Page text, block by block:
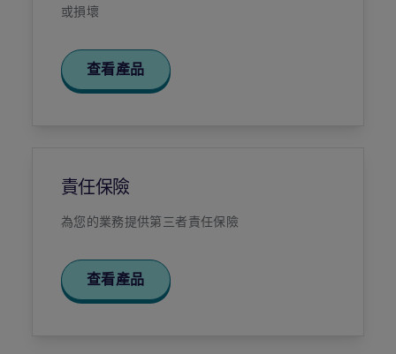
或損壞
查看產品
責任保險
為您的業務提供第三者責任保險
查看產品